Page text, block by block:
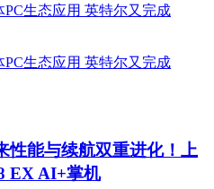
性能与续航双重进化！上
EX AI+掌机